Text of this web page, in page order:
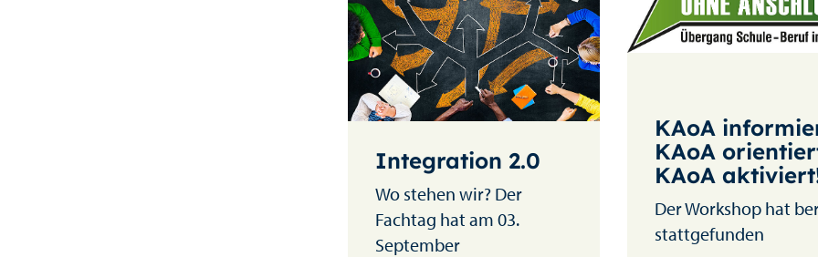
Integration 2.0
Wo stehen wir? Der
Fachtag hat am 03.
September
KAoA
KAoA
KAoA
Der Workshop hat
stattgefunden